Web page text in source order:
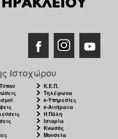
Ιστοχώρου
Κ.Ε.Π.
Τηλέφωνα
e-Υπηρεσίες
e-Αιτήματα
Η Πόλη
Ιστορία
Κνωσός
Μουσεία